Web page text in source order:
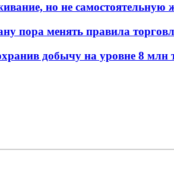
но не самостоятельную
пора менять правила
добычу на уровне 8 млн